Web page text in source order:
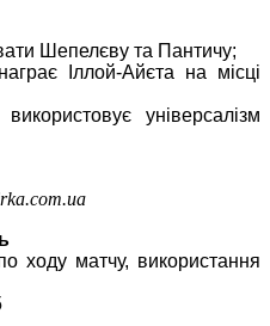
Шепелєву та Пантичу;
Іллой-Айєта на місці
універсалізм
ходу матчу, використання